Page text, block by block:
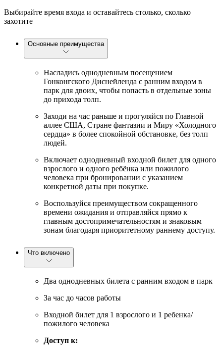
Выбирайте время входа и оставайтесь столько, сколько
захотите
Основные преимущества
Насладись однодневным посещением
Гонконгского Диснейленда с ранним входом в
парк для двоих, чтобы попасть в отдельные зоны
до прихода толп.
Заходи на час раньше и прогуляйся по Главной
аллее США, Стране фантазии и Миру «Холодного
сердца» в более спокойной обстановке, без толп
людей.
Включает однодневный входной билет для одного
взрослого и одного ребёнка или пожилого
человека при бронировании с указанием
конкретной даты при покупке.
Воспользуйся преимуществом сокращенного
времени ожидания и отправляйся прямо к
главным достопримечательностям и знаковым
зонам благодаря приоритетному раннему доступу.
Что включено
Два однодневных билета с ранним входом в парк
За час до часов работы
Входной билет для 1 взрослого и 1 ребенка/
пожилого человека
Доступ к: